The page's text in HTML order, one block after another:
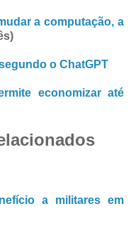
a computação, a
o ChatGPT
economizar até
a militares em